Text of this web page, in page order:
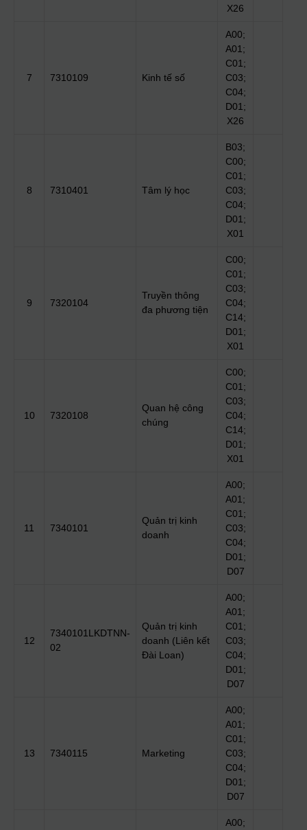
X26
7 7310109 Kinh tế số
A00;
A01;
C01;
C03;
C04;
D01;
X26
8 7310401 Tâm lý học
B03;
C00;
C01;
C03;
C04;
D01;
X01
9 7320104
Truyền thông
đa phương tiện
C00;
C01;
C03;
C04;
C14;
D01;
X01
10 7320108
Quan hệ công
chúng
C00;
C01;
C03;
C04;
C14;
D01;
X01
11 7340101
Quản trị kinh
doanh
A00;
A01;
C01;
C03;
C04;
D01;
D07
12
7340101LKDTNN-
02
Quản trị kinh
doanh (Liên kết
Đài Loan)
A00;
A01;
C01;
C03;
C04;
D01;
D07
13 7340115 Marketing
A00;
A01;
C01;
C03;
C04;
D01;
D07
A00;